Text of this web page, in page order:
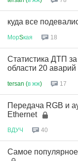
куда все
МорSкая 18
Статистика ДТП
области 20 аварий
tersan (в жж) 17
Передача RGB и
Ethernet
ВДУЧ 40
Самое